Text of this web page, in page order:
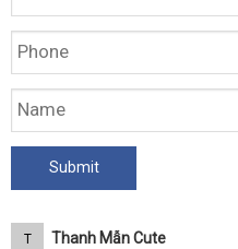
T Thanh Mẫn Cute